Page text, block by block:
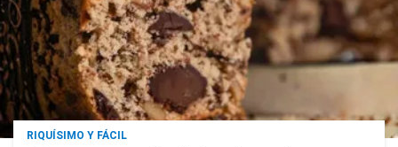
RIQUÍSIMO Y FÁCIL